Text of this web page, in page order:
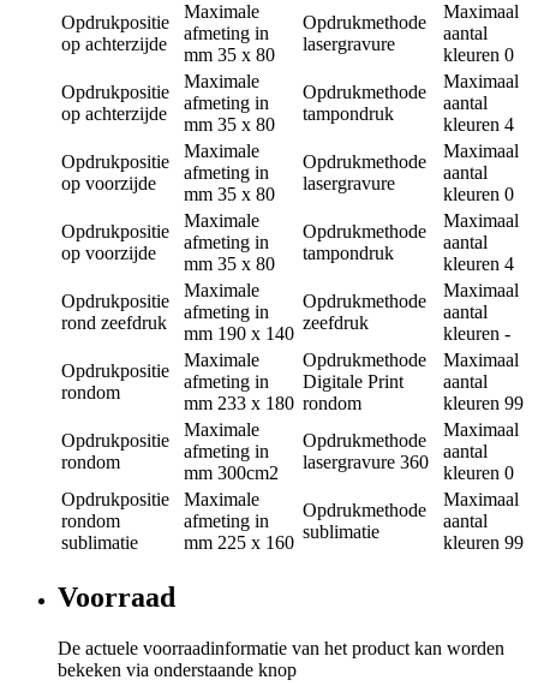
Opdrukpositie
op achterzijde
Maximale
afmeting in
mm 35 x 80
Opdrukmethode
lasergravure
Maximaal
aantal
kleuren 0
Opdrukpositie
op achterzijde
Maximale
afmeting in
mm 35 x 80
Opdrukmethode
tampondruk
Maximaal
aantal
kleuren 4
Opdrukpositie
op voorzijde
Maximale
afmeting in
mm 35 x 80
Opdrukmethode
lasergravure
Maximaal
aantal
kleuren 0
Opdrukpositie
op voorzijde
Maximale
afmeting in
mm 35 x 80
Opdrukmethode
tampondruk
Maximaal
aantal
kleuren 4
Opdrukpositie
rond zeefdruk
Maximale
afmeting in
mm 190 x 140
Opdrukmethode
zeefdruk
Maximaal
aantal
kleuren -
Opdrukpositie
rondom
Maximale
afmeting in
mm 233 x 180
Opdrukmethode
Digitale Print
rondom
Maximaal
aantal
kleuren 99
Opdrukpositie
rondom
Maximale
afmeting in
mm 300cm2
Opdrukmethode
lasergravure 360
Maximaal
aantal
kleuren 0
Opdrukpositie
rondom
sublimatie
Maximale
afmeting in
mm 225 x 160
Opdrukmethode
sublimatie
Maximaal
aantal
kleuren 99
Voorraad
De actuele voorraadinformatie van het product kan worden
bekeken via onderstaande knop